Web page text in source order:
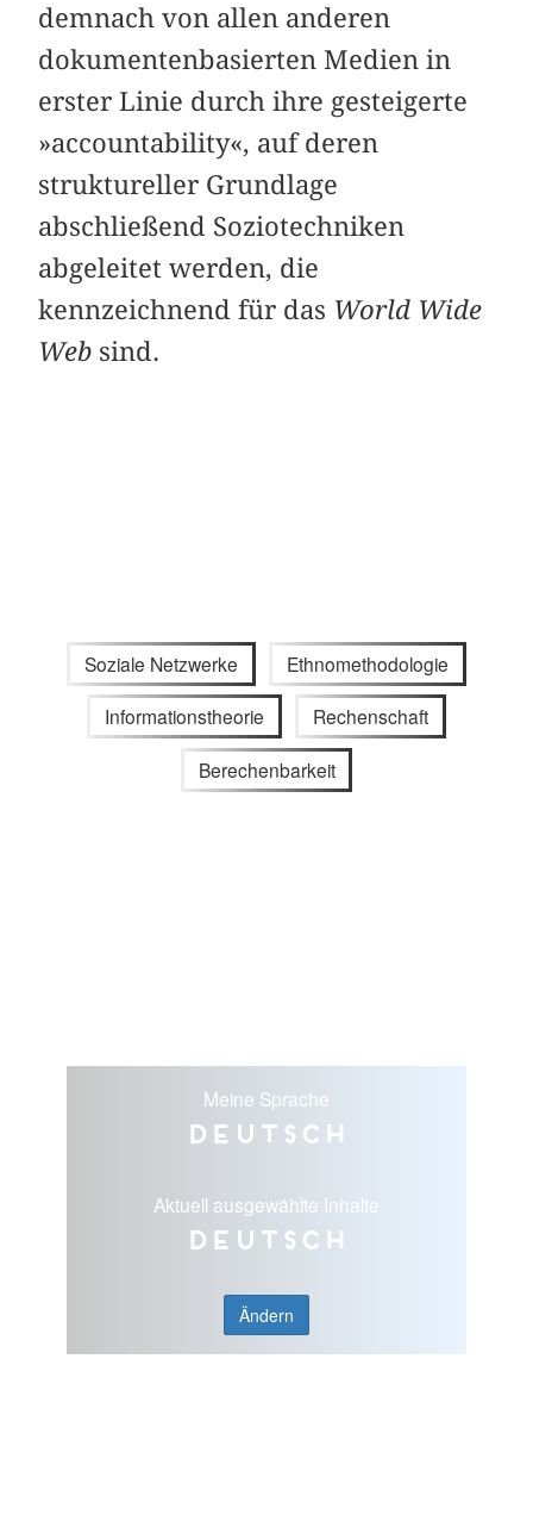
demnach von allen anderen
dokumentenbasierten Medien in
erster Linie durch ihre gesteigerte
»accountability«, auf deren
struktureller Grundlage
abschließend Soziotechniken
abgeleitet werden, die
kennzeichnend für das World Wide
Web sind.
Soziale Netzwerke Ethnomethodologie
Informationstheorie Rechenschaft
Berechenbarkeit
Meine Sprache
Deutsch
Aktuell ausgewählte Inhalte
Deutsch
Ändern